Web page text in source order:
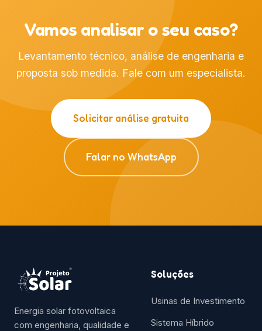
Vamos analisar o seu caso?
Levantamento técnico, análise de engenharia e
proposta sob medida. Fale com um especialista.
Solicitar análise gratuita
Falar no WhatsApp
Energia solar fotovoltaica
com engenharia, qualidade e
Soluções
Usinas de Investimento
Sistema Híbrido